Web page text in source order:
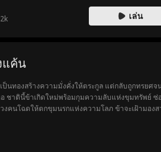
สี่ยวอวี๋เมื่อกลับบ้านมาก็พบโจวกุ้ย คหบดีผู้มั่งคั่งมาท
ค้างข้าวสาร ดอกเบี้ยทบพูนเป็นแปดร้อยชั่ง ในจวน
ะนำสร้อยเงินไปจำนำ แต่กลับพลั้งพลาดทำหาย เหลื
วกับโจร สุดท้ายไม่มีทางเลือกอื่น เพื่อข้าวสารนางจึง
ทรามของผู้ว่าราชการด้วยตาตัวเอง จนเกือบโดนเล่น
ยวอวี๋ช่วยเหลือจนรอด ทั้งสองจึงคลายความขุ่นเคือง
มลำบากของนางก็ทรงสงสารยิ่งนัก ครั้นทราบว่าตร
เล่น
แค้น
ป็นทองสร้างความมั่งคั่งให้ตระกูล แต่กลับถูกทรยศจ
ชาตินี้ข้าเกิดใหม่พร้อมกุมความลับแห่งขุมทรัพย์ ซ่
วงคนโฉดให้ตกขุมนรกแห่งความโลภ ข้าจะเฝ้ามอง